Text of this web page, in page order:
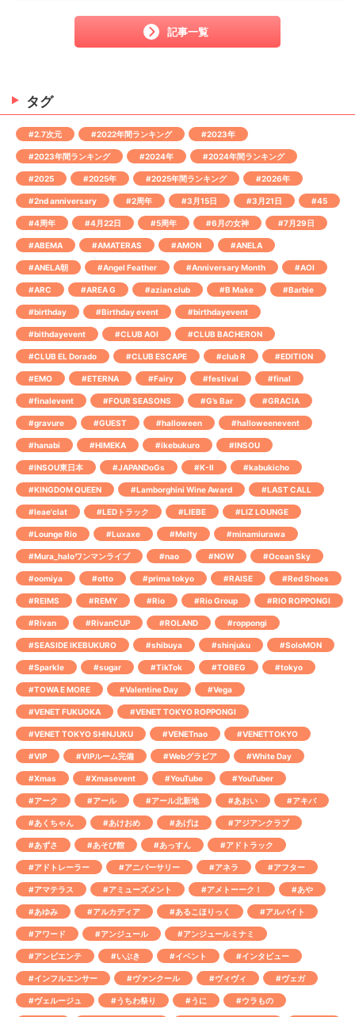
記事一覧
タグ
#2.7次元 #2022年間ランキング #2023年
#2023年間ランキング #2024年 #2024年間ランキング
#2025 #2025年 #2025年間ランキング #2026年
#2nd anniversary #2周年 #3月15日 #3月21日 #45
#4周年 #4月22日 #5周年 #6月の女神 #7月29日
#ABEMA #AMATERAS #AMON #ANELA
#ANELA朝 #Angel Feather #Anniversary Month #AOI
#ARC #AREA G #azian club #B Make #Barbie
#birthday #Birthday event #birthdayevent
#bithdayevent #CLUB AOI #CLUB BACHERON
#CLUB EL Dorado #CLUB ESCAPE #club R #EDITION
#EMO #ETERNA #Fairy #festival #final
#finalevent #FOUR SEASONS #G’s Bar #GRACIA
#gravure #GUEST #halloween #halloweenevent
#hanabi #HIMEKA #ikebukuro #INSOU
#INSOU東日本 #JAPANDoGs #K-Ⅱ #kabukicho
#KINGDOM QUEEN #Lamborghini Wine Award #LAST CALL
#leae'clat #LEDトラック #LIEBE #LIZ LOUNGE
#Lounge Rio #Luxaxe #Melty #minamiurawa
#Mura_haloワンマンライブ #nao #NOW #Ocean Sky
#oomiya #otto #prima tokyo #RAISE #Red Shoes
#REIMS #REMY #Rio #Rio Group #RIO ROPPONGI
#Rivan #RivanCUP #ROLAND #roppongi
#SEASIDE IKEBUKURO #shibuya #shinjuku #SoloMON
#Sparkle #sugar #TikTok #TOBEG #tokyo
#TOWA E MORE #Valentine Day #Vega
#VENET FUKUOKA #VENET TOKYO ROPPONGI
#VENET TOKYO SHINJUKU #VENETnao #VENETTOKYO
#VIP #VIPルーム完備 #Webグラビア #White Day
#Xmas #Xmasevent #YouTube #YouTuber
#アーク #アール #アール北新地 #あおい #アキバ
#あくちゃん #あけおめ #あげは #アジアンクラブ
#あずさ #あそび館 #あっすん #アドトラック
#アドトレーラー #アニバーサリー #アネラ #アフター
#アマテラス #アミューズメント #アメトーーク！ #あや
#あゆみ #アルカディア #あるこほりっく #アルバイト
#アワード #アンジュール #アンジュールミナミ
#アンビエンテ #いぶき #イベント #インタビュー
#インフルエンサー #ヴァンクール #ヴィヴィ #ヴェガ
#ヴェルージュ #うちわ祭り #うに #ウラもの